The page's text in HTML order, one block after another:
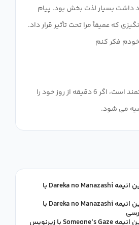
داشت بسیار لذت بخش بود. پیام
که عمیقاً مرا تحت تأثیر قرار داد.
این کوتاه بسیار قدرتمند است، اگر 6 دقیقه از روز خود را
می شود.
دانلود و تماشای آنلاین انیمه Dareka no Manazashi با
دانلود و تماشای آنلاین انیمه Dareka no Manazashi با
دانلود و تماشای آنلاین انیمه Someone's Gaze با زیرنویس